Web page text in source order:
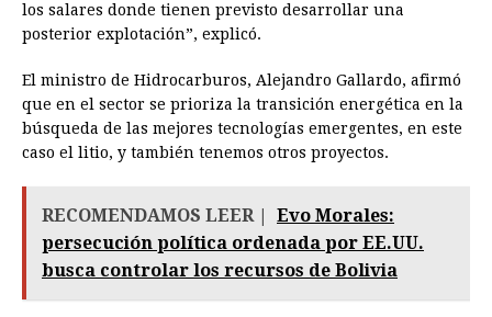
los salares donde tienen previsto desarrollar una
posterior explotación”, explicó.
El ministro de Hidrocarburos, Alejandro Gallardo, afirmó
que en el sector se prioriza la transición energética en la
búsqueda de las mejores tecnologías emergentes, en este
caso el litio, y también tenemos otros proyectos.
RECOMENDAMOS LEER |
Evo Morales:
persecución política ordenada por EE.UU.
busca controlar los recursos de Bolivia